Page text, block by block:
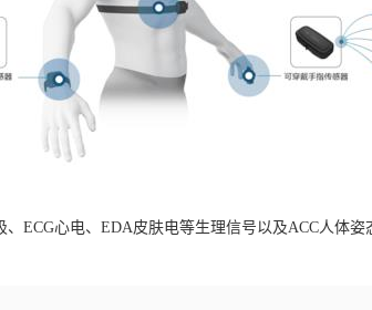
ECG心电、EDA皮肤电等生理信号以及ACC人体